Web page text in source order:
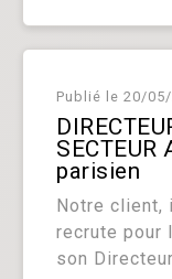
Publié le 20/
SECTEUR
parisien
Notre client,
recrute pour
son Directeur